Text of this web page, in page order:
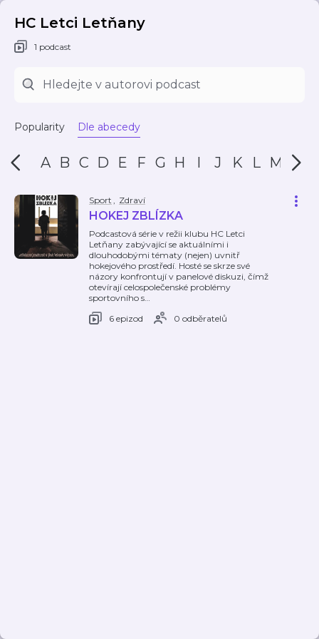
HC Letci Letňany
1 podcast
Popularity Dle abecedy
A B C D E F G H I J K L M N
Sport , Zdraví
HOKEJ ZBLÍZKA
Podcastová série v režii klubu HC Letci
Letňany zabývající se aktuálními i
dlouhodobými tématy (nejen) uvnitř
hokejového prostředí. Hosté se skrze své
názory konfrontují v panelové diskuzi, čímž
otevírají celospolečenské problémy
sportovního s…
6 epizod
0 odběratelů